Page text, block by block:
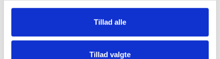
Tillad alle
Tillad valgte
RELATEREDE PRODUKTER